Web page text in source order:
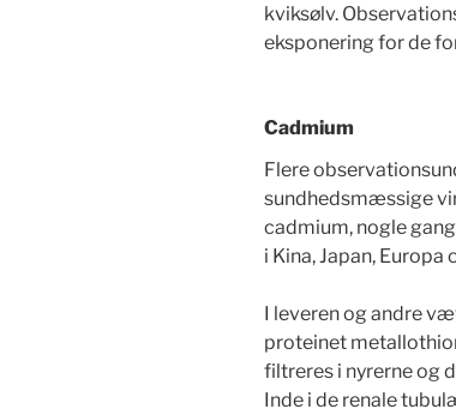
kviksølv.
eksponering for de
Cadmium
Flere
sundhedsmæssige
cadmium, nogle
i Kina, Japan, Europa
I leveren og andre
proteinet
filtreres i nyrerne og
Inde i de renale